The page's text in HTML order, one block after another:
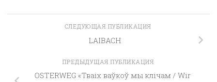
СЛЕДУЮЩАЯ ПУБЛИКАЦИЯ
LAIBACH
ПРЕДЫДУЩАЯ ПУБЛИКАЦИЯ
OSTERWEG «Тваіх ваўкоў мы клічам / Wir